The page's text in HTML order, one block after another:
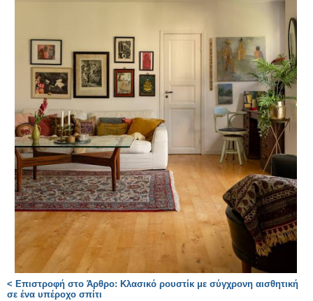
< Επιστροφή στο Άρθρο: Κλασικό ρουστίκ με σύγχρονη αισθητική
σε ένα υπέροχο σπίτι